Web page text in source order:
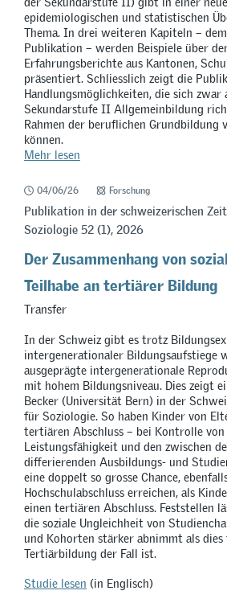
epidemiologischen und statistischen
Thema. In drei weiteren Kapiteln –
Publikation – werden Beispiele über
Erfahrungsberichte aus Kantonen,
präsentiert. Schliesslich zeigt die
Handlungsmöglichkeiten, die sich
Sekundarstufe II Allgemeinbildung
Rahmen der beruflichen Grundbildung
können.
Mehr lesen
04/06/26 Forschung
Publikation in der schweizerischen
Soziologie 52 (1), 2026
Der Zusammenhang von
Teilhabe an tertiärer Bildung
Transfer
In der Schweiz gibt es trotz
intergenerationaler Bildungsaufstiege
ausgeprägte intergenerationale
mit hohem Bildungsniveau. Dies zeigt
Becker (Universität Bern) in der
für Soziologie. So haben Kinder von
tertiären Abschluss – bei Kontrolle
Leistungsfähigkeit und den zwischen
differierenden Ausbildungs- und
eine doppelt so grosse Chance,
Hochschulabschluss erreichen, als
einen tertiären Abschluss. Feststellen
die soziale Ungleichheit von
und Kohorten stärker abnimmt als
Tertiärbildung der Fall ist.
Studie lesen (in Englisch)